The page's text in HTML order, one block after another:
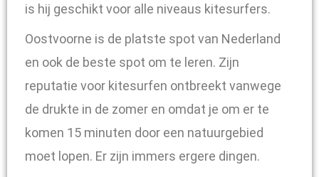
is hij geschikt voor alle niveaus kitesurfers.
Oostvoorne is de platste spot van Nederland
en ook de beste spot om te leren. Zijn
reputatie voor kitesurfen ontbreekt vanwege
de drukte in de zomer en omdat je om er te
komen 15 minuten door een natuurgebied
moet lopen. Er zijn immers ergere dingen.